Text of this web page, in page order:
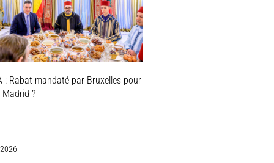
: Rabat mandaté par Bruxelles pour
Madrid ?